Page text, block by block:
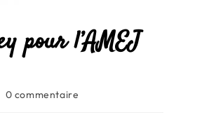
pour l’AMEJ
0 commentaire